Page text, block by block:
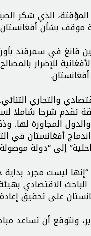
المؤقتة، الذي شكر
موقف بشأن
قانغ في سمرقند
للإضرار
والتجاري الثنائي.
تقدم شرحا شاملا
المجاورة لها.
أفغانستان في
إلى “دولة موصولة
ليست مجرد بداية
الاقتصادي
على تحقيق إعادة
ونتوقع أن تساعد